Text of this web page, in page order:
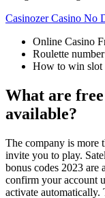
Casinozer Casino No
Online Casino
Roulette
How to win slot
What are
available?
The company is more
invite you to play.
bonus codes 2023 are
confirm your account
activate automatically.